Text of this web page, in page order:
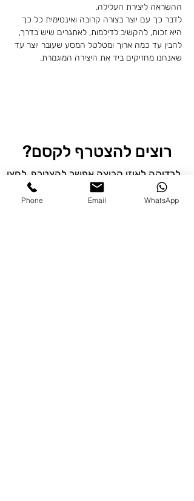
ההשראה ליצירת העלילה.
לדבר כך עם יוצר בצורה קרובה ואינטימית כל כך
היא זכות, להקשיב לדילמות, לאתגרים שיש בדרך,
להבין עד כמה ארוך ומטלטל המסע שעובר יוצר עד
שאנחנו מחזיקים ביד את היצירה המוגמרת.
רוצים להצטרף לקסם?
לבדיקה לאיזו קבוצה אפשר להצטרף, לחצו
כאן
אפשר גם ליצור קשר עם
:
050-
Phone Email WhatsApp